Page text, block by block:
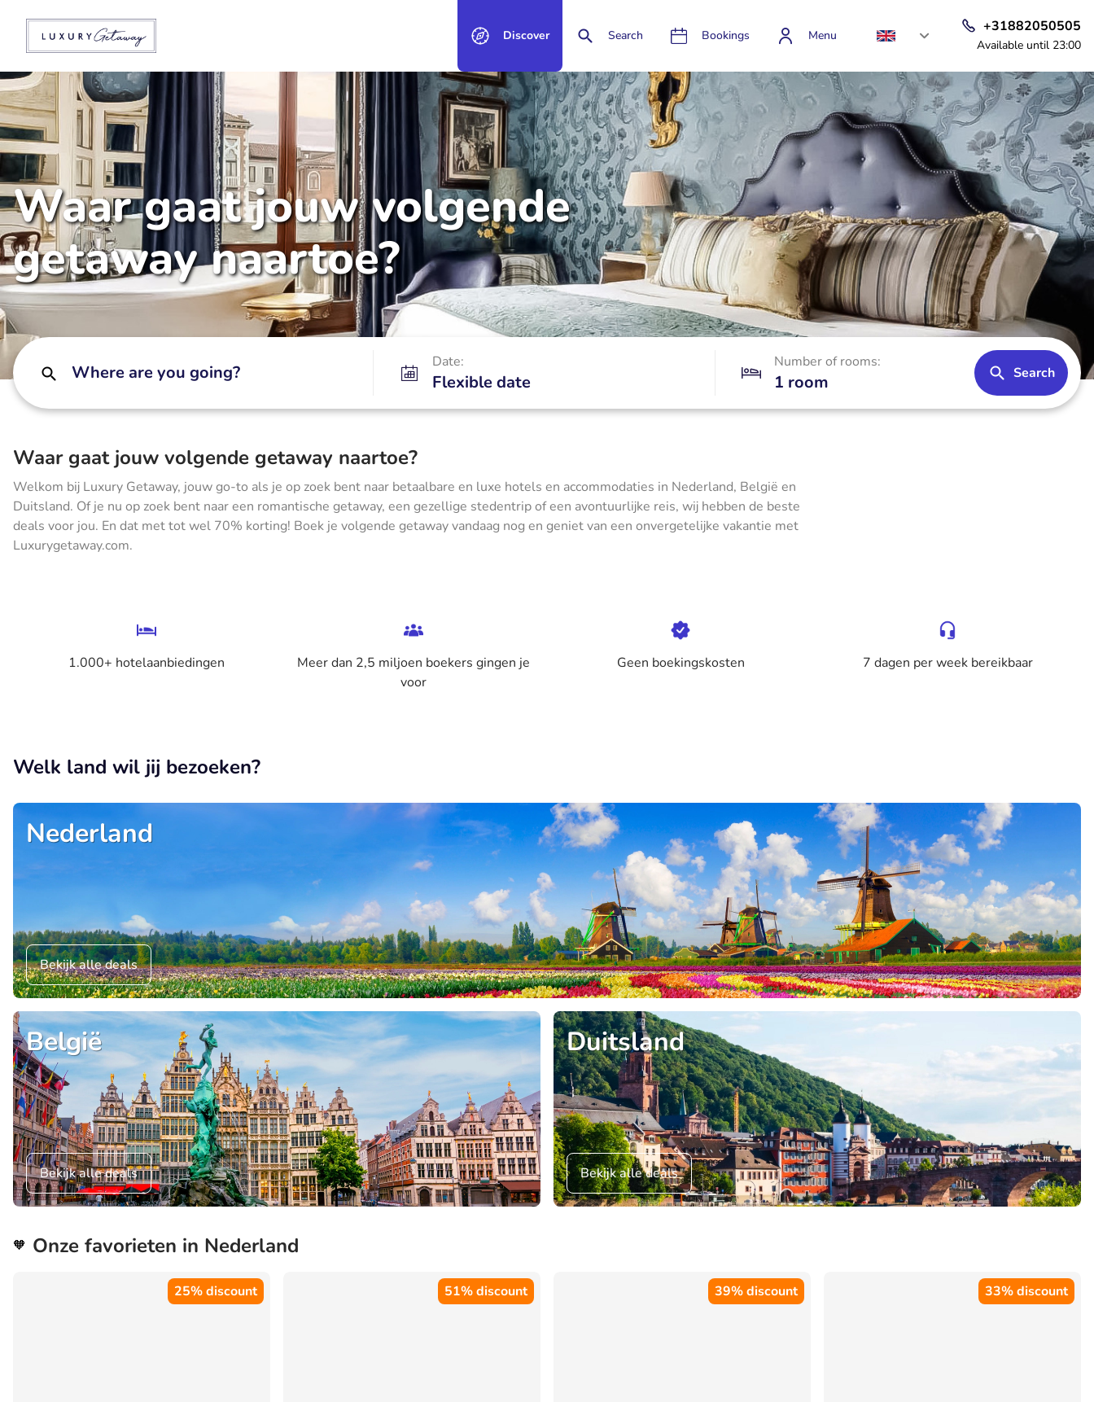
Discover Search Bookings Menu
+31882050505
Available until 23:00
Waar gaat jouw volgende
getaway naartoe?
Where are you going? Date:
Flexible date
Number of rooms:
1 room Search
Waar gaat jouw volgende getaway naartoe?
Welkom bij Luxury Getaway, jouw go-to als je op zoek bent naar betaalbare en luxe hotels en accommodaties in Nederland, België en
Duitsland. Of je nu op zoek bent naar een romantische getaway, een gezellige stedentrip of een avontuurlijke reis, wij hebben de beste
deals voor jou. En dat met tot wel 70% korting! Boek je volgende getaway vandaag nog en geniet van een onvergetelijke vakantie met
Luxurygetaway.com.
1.000+ hotelaanbiedingen
Meer dan 2,5 miljoen boekers gingen je
voor
Geen boekingskosten 7 dagen per week bereikbaar
Welk land wil jij bezoeken?
Nederland
Bekijk alle deals
België
Bekijk alle deals
Duitsland
Bekijk alle deals
🧡 Onze favorieten in Nederland
25% discount 51% discount 39% discount 33% discount